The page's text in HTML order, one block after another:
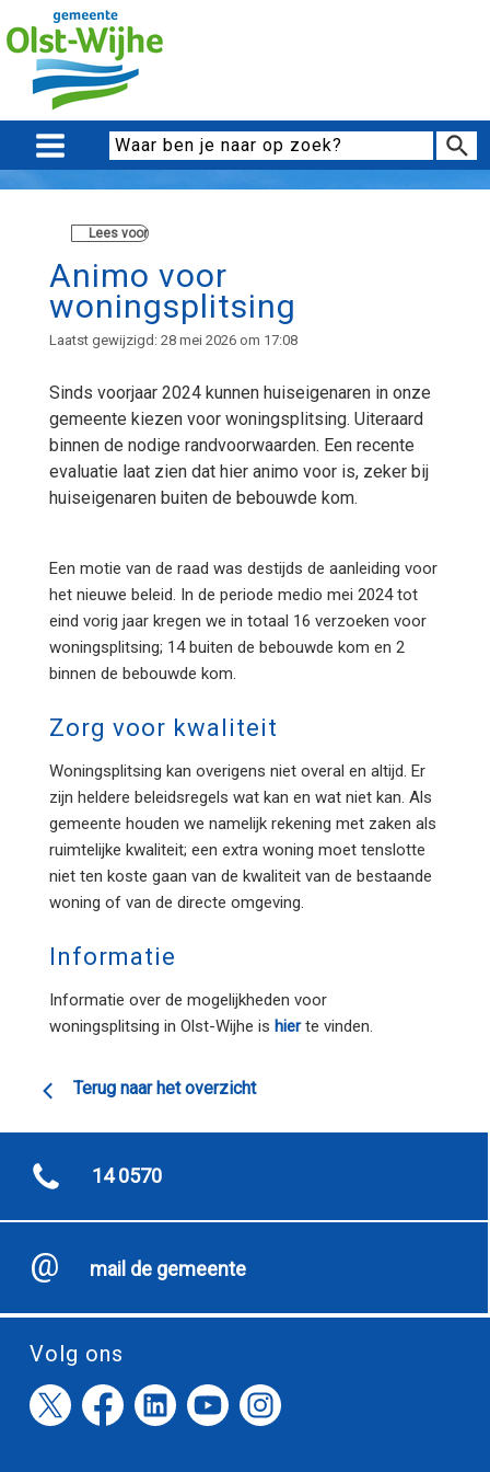
Lees voor
Animo voor
woningsplitsing
Laatst gewijzigd: 28 mei 2026 om 17:08
Sinds voorjaar 2024 kunnen huiseigenaren in onze
gemeente kiezen voor woningsplitsing. Uiteraard
binnen de nodige randvoorwaarden. Een recente
evaluatie laat zien dat hier animo voor is, zeker bij
huiseigenaren buiten de bebouwde kom.
Een motie van de raad was destijds de aanleiding voor
het nieuwe beleid. In de periode medio mei 2024 tot
eind vorig jaar kregen we in totaal 16 verzoeken voor
woningsplitsing; 14 buiten de bebouwde kom en 2
binnen de bebouwde kom.
Zorg voor kwaliteit
Woningsplitsing kan overigens niet overal en altijd. Er
zijn heldere beleidsregels wat kan en wat niet kan. Als
gemeente houden we namelijk rekening met zaken als
ruimtelijke kwaliteit; een extra woning moet tenslotte
niet ten koste gaan van de kwaliteit van de bestaande
woning of van de directe omgeving.
Informatie
Informatie over de mogelijkheden voor
woningsplitsing in Olst-Wijhe is hierte vinden.
Terug naar het overzicht
14 0570
mail de gemeente
Volg ons